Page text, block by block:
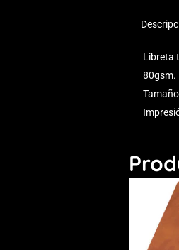
Libreta
80gsm.